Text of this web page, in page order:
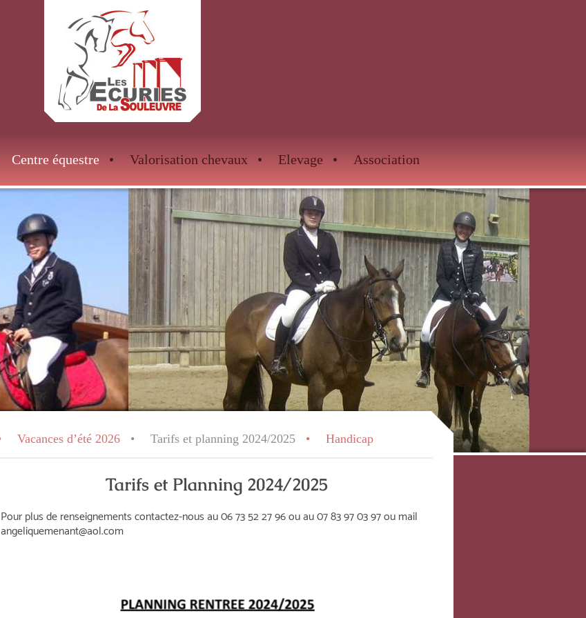
Centre équestre Valorisation chevaux Elevage Association
Vacances d’été 2026 Tarifs et planning 2024/2025 Handicap
Tarifs et Planning 2024/2025
Pour plus de renseignements contactez-nous au 06 73 52 27 96 ou au 07 83 97 03 97 ou mail
angeliquemenant@aol.com